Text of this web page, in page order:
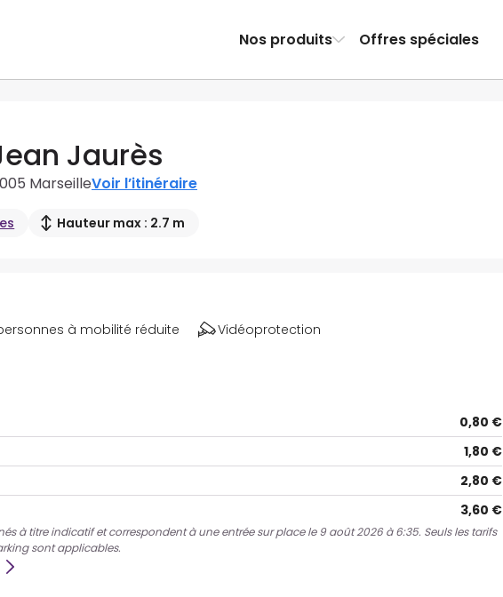
Nos produits Offres spéciales
Jaurès
MarseilleVoir l’itinéraire
Hauteur max : 2.7 m
à mobilité réduite Vidéoprotection
0,80 €
1,80 €
2,80 €
3,60 €
à titre indicatif et correspondent à une entrée sur place le 9 août 2026 à 6:35. Seuls les tarifs
sont applicables.